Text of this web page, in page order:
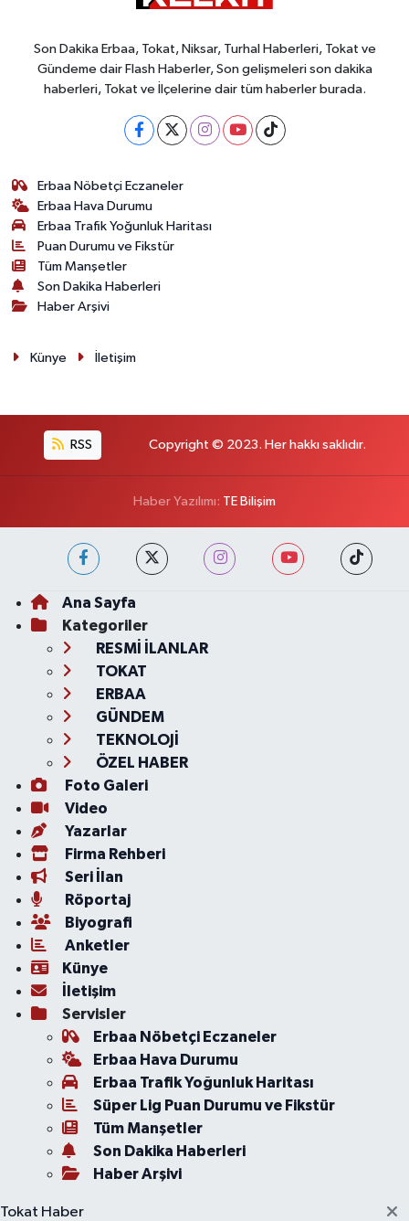
Son Dakika Erbaa, Tokat, Niksar, Turhal Haberleri, Tokat ve
Gündeme dair Flash Haberler, Son gelişmeleri son dakika
haberleri, Tokat ve İlçelerine dair tüm haberler burada.
Erbaa Nöbetçi Eczaneler
Erbaa Hava Durumu
Erbaa Trafik Yoğunluk Haritası
Puan Durumu ve Fikstür
Tüm Manşetler
Son Dakika Haberleri
Haber Arşivi
Künye İletişim
RSS Copyright © 2023. Her hakkı saklıdır.
Haber Yazılımı: TE Bilişim
Ana Sayfa
Kategoriler
RESMİ İLANLAR
TOKAT
ERBAA
GÜNDEM
TEKNOLOJİ
ÖZEL HABER
Foto Galeri
Video
Yazarlar
Firma Rehberi
Seri İlan
Röportaj
Biyografi
Anketler
Künye
İletişim
Servisler
Erbaa Nöbetçi Eczaneler
Erbaa Hava Durumu
Erbaa Trafik Yoğunluk Haritası
Süper Lig Puan Durumu ve Fikstür
Tüm Manşetler
Son Dakika Haberleri
Haber Arşivi
Tokat Haber